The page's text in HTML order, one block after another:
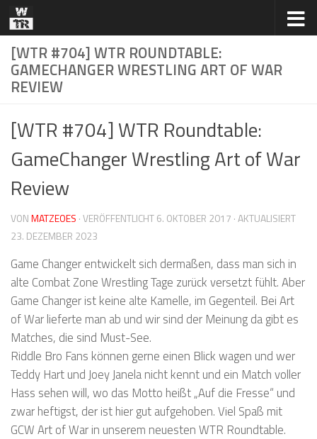
Zum Inhalt springen
[WTR #704] WTR ROUNDTABLE:
GAMECHANGER WRESTLING ART OF WAR
REVIEW
[WTR #704] WTR Roundtable:
GameChanger Wrestling Art of War
Review
VONMATZEOES · VERÖFFENTLICHT6. OKTOBER 2017 · AKTUALISIERT
23. DEZEMBER 2023
Game Changer entwickelt sich dermaßen, dass man sich in
alte Combat Zone Wrestling Tage zurück versetzt fühlt. Aber
Game Changer ist keine alte Kamelle, im Gegenteil. Bei Art
of War lieferte man ab und wir sind der Meinung da gibt es
Matches, die sind Must-See.
Riddle Bro Fans können gerne einen Blick wagen und wer
Teddy Hart und Joey Janela nicht kennt und ein Match voller
Hass sehen will, wo das Motto heißt „Auf die Fresse“ und
zwar heftigst, der ist hier gut aufgehoben. Viel Spaß mit
GCW Art of War in unserem neuesten WTR Roundtable.